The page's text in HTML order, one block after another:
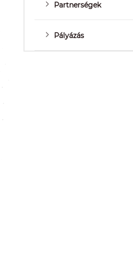
Partnerségek
Pályázás